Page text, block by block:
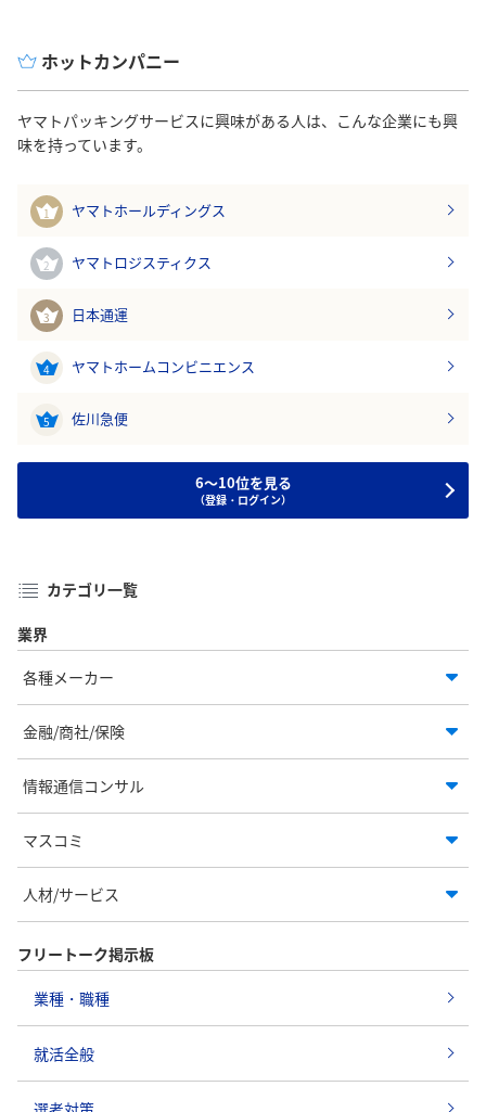
ホットカンパニー
ヤマトパッキングサービスに興味がある人は、こんな企業にも興
味を持っています。
1 ヤマトホールディングス
2 ヤマトロジスティクス
3 日本通運
4 ヤマトホームコンビニエンス
5 佐川急便
6～10位を見る
（登録・ログイン）
カテゴリ一覧
業界
各種メーカー
金融/商社/保険
情報通信コンサル
マスコミ
人材/サービス
フリートーク掲示板
業種・職種
就活全般